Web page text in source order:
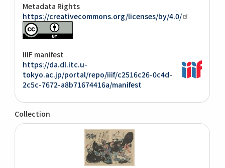
Metadata Rights
https://creativecommons.org/licenses/by/4.0/
IIIF manifest
https://da.dl.itc.u-
tokyo.ac.jp/portal/repo/iiif/c2516c26-0c4d-
2c5c-7672-a8b71674416a/manifest
Collection